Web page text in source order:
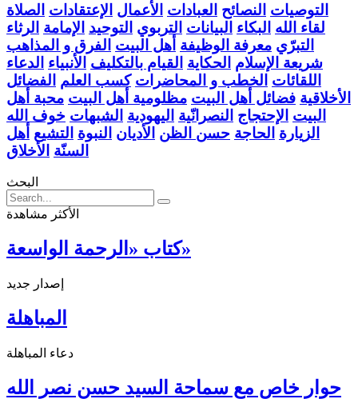
التوصيات النصائح العبادات الأعمال الإعتقادات الصلاة
لقاء الله البكاء البيانات التربوي التوحيد الإمامة الرثاء
التبرّي معرفة الوظيفة أهل البيت الفرق و المذاهب
شريعة الإسلام الحكاية القيام بالتكليف الأنبياء الدعاء
اللقائات الخطب و المحاضرات كسب العلم
الفضائل
الأخلاقية فضائل أهل البيت مظلومية أهل البيت محبة أهل
البيت الإحتجاج النصرانّية اليهودية الشبهات خوف الله
الزيارة الحاجة حسن الظن الأديان النبوة التشيع أهل
السنّة الأخلاق
البحث
الأكثر مشاهدة
كتاب «الرحمة الواسعة»
إصدار جديد
المباهلة
دعاء المباهلة
حوار خاص مع سماحة السيد حسن نصر الله